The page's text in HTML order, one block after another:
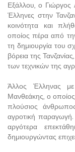
Εξάλλου, ο Γιώργος
Έλληνες στην
κοινότητα και
οποίος πέρα από
τη δημιουργία του
βόρεια της
των τεχνικών της
Άλλος Έλληνας
Μανθεάκης, ο οποίος
πλούσιος
αγροτική παραγωγή.
αργότερα
δημιουργώντας